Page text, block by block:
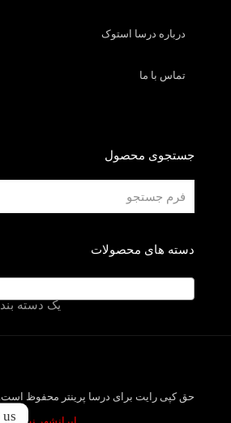
درباره درسا استوک
تماس با ما
جستجوی محصول
دسته های محصولات
یک دسته
حق کپی رایت برای درسا پرینتر محفوظ